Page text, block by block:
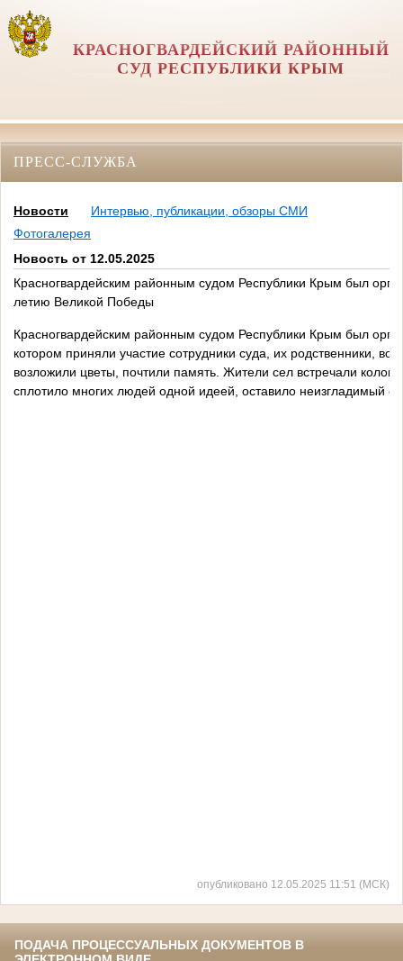
КРАСНОГВАРДЕЙСКИЙ РАЙОННЫЙ
СУД РЕСПУБЛИКИ КРЫМ
ПРЕСС-СЛУЖБА
Новости
Интервью, публикации, обзоры СМИ
Фотогалерея
Новость от 12.05.2025
Красногвардейским районным судом Республики Крым был
летию Великой Победы
Красногвардейским районным судом Республики Крым был
котором приняли участие сотрудники суда, их родственники,
возложили цветы, почтили память. Жители сел встречали
сплотило многих людей одной идеей, оставило неизгладимый
опубликовано 12.05.2025 11:51 (МСК)
ПОДАЧА ПРОЦЕССУАЛЬНЫХ ДОКУМЕНТОВ В